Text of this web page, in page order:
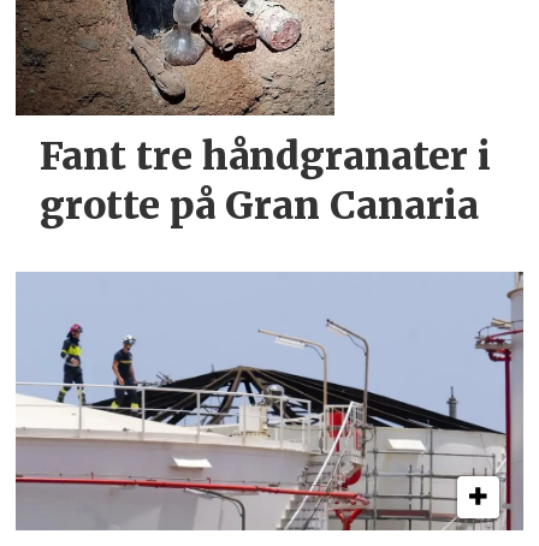
Fant tre håndgranater i
grotte på Gran Canaria